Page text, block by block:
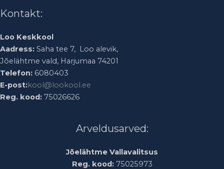
Kontakt:
Loo Keskkool
Aadress: Saha tee 7, Loo alevik,
Jõelähtme vald, Harjumaa 74201
Telefon: 6080403
E-post:kool@lookool.ee
Reg. kood: 75026626
Arveldusarved:
Jõelähtme Vallavalitsus
Reg. kood:75025973